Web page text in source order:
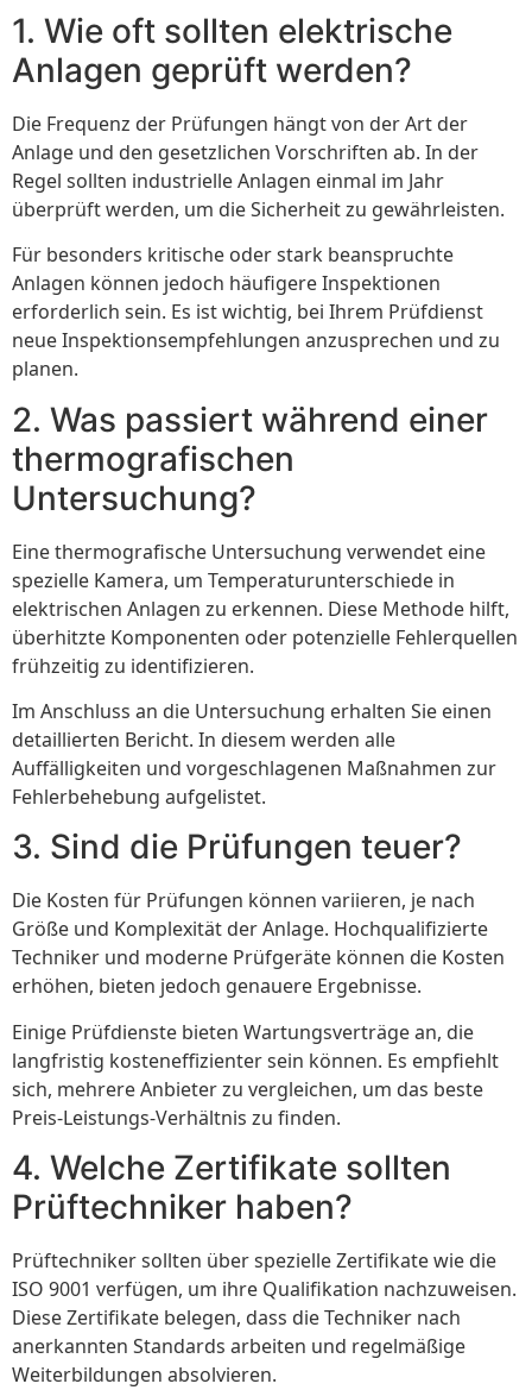
1. Wie oft sollten elektrische
Anlagen geprüft werden?
Die Frequenz der Prüfungen hängt von der Art der
Anlage und den gesetzlichen Vorschriften ab. In der
Regel sollten industrielle Anlagen einmal im Jahr
überprüft werden, um die Sicherheit zu gewährleisten.
Für besonders kritische oder stark beanspruchte
Anlagen können jedoch häufigere Inspektionen
erforderlich sein. Es ist wichtig, bei Ihrem Prüfdienst
neue Inspektionsempfehlungen anzusprechen und zu
planen.
2. Was passiert während einer
thermografischen
Untersuchung?
Eine thermografische Untersuchung verwendet eine
spezielle Kamera, um Temperaturunterschiede in
elektrischen Anlagen zu erkennen. Diese Methode hilft,
überhitzte Komponenten oder potenzielle Fehlerquellen
frühzeitig zu identifizieren.
Im Anschluss an die Untersuchung erhalten Sie einen
detaillierten Bericht. In diesem werden alle
Auffälligkeiten und vorgeschlagenen Maßnahmen zur
Fehlerbehebung aufgelistet.
3. Sind die Prüfungen teuer?
Die Kosten für Prüfungen können variieren, je nach
Größe und Komplexität der Anlage. Hochqualifizierte
Techniker und moderne Prüfgeräte können die Kosten
erhöhen, bieten jedoch genauere Ergebnisse.
Einige Prüfdienste bieten Wartungsverträge an, die
langfristig kosteneffizienter sein können. Es empfiehlt
sich, mehrere Anbieter zu vergleichen, um das beste
Preis-Leistungs-Verhältnis zu finden.
4. Welche Zertifikate sollten
Prüftechniker haben?
Prüftechniker sollten über spezielle Zertifikate wie die
ISO 9001 verfügen, um ihre Qualifikation nachzuweisen.
Diese Zertifikate belegen, dass die Techniker nach
anerkannten Standards arbeiten und regelmäßige
Weiterbildungen absolvieren.